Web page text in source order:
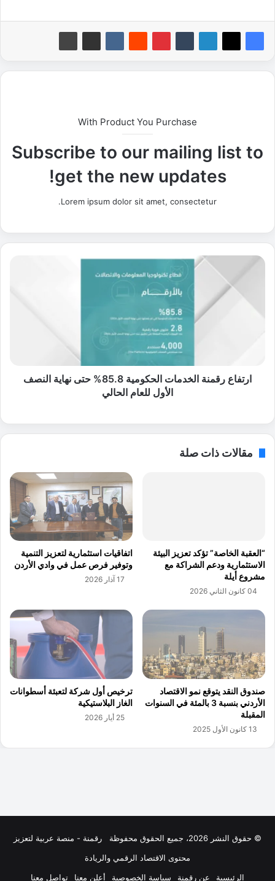
© حقوق النشر 2026، جميع الحقوق محفوظة
رقمنة - منصة عربية لتعزيز
محتوى الاقتصاد الرقمي والريادة
الرئيسية
عن رقمنة سياسة الخصوصية أعلن معنا تواصل معنا